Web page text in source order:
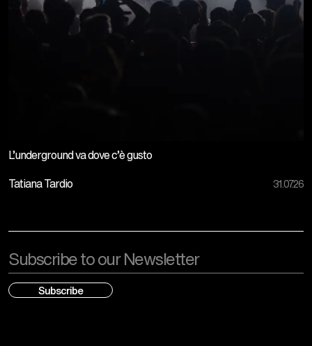
L’underground va dove c’è gusto
Tatiana Tardio 31.07.26
Email